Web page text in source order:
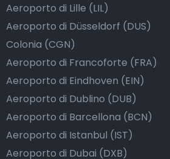
Aeroporto di Lille (LIL)
Aeroporto di Düsseldorf (DUS)
Colonia (CGN)
Aeroporto di Francoforte (FRA)
Aeroporto di Eindhoven (EIN)
Aeroporto di Dublino (DUB)
Aeroporto di Barcellona (BCN)
Aeroporto di Istanbul (IST)
Aeroporto di Dubai (DXB)